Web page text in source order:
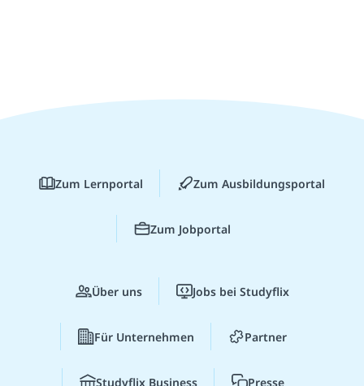
Zum Lernportal Zum Ausbildungsportal
Zum Jobportal
Über uns Jobs bei Studyflix
Für Unternehmen Partner
Studyflix Business Presse